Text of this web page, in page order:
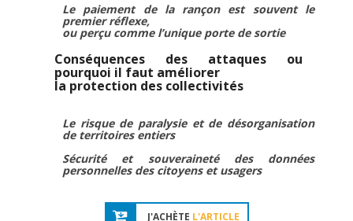
Le paiement de la rançon est souvent le
premier réflexe,
ou perçu comme l’unique porte de sortie
Conséquences des attaques ou
pourquoi il faut améliorer
la protection des collectivités
Le risque de paralysie et de désorganisation
de territoires entiers
Sécurité et souveraineté des données
personnelles des citoyens et usagers
J'ACHÈTE L'ARTICLE